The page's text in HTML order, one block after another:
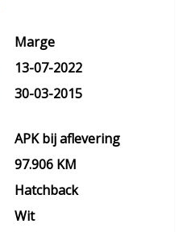
Marge
13-07-2022
30-03-2015
APK bij aflevering
97.906 KM
Hatchback
Wit